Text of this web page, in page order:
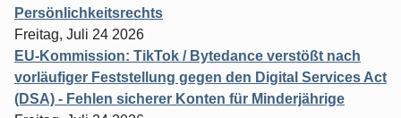
Persönlichkeitsrechts
Freitag, Juli 24 2026
EU-Kommission: TikTok / Bytedance verstößt nach
vorläufiger Feststellung gegen den Digital Services Act
(DSA) - Fehlen sicherer Konten für Minderjährige